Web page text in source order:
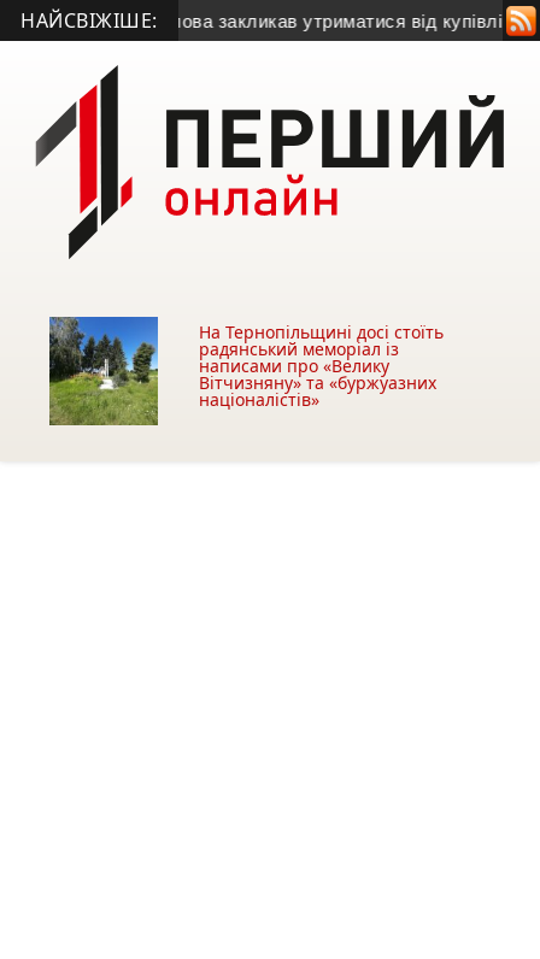
НАЙСВІЖІШЕ:
Міський голова закликав утриматися від купівлі будівлі у
На Тернопільщині досі стоїть
радянський меморіал із
написами про «Велику
Вітчизняну» та «буржуазних
націоналістів»